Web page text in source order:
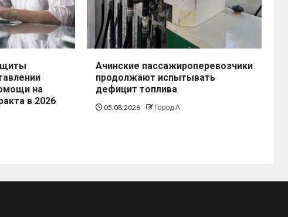
на
в 2026
Ачинские пассажироперевозчики
продолжают испытывать
дефицит топлива
05.08.2026 Город А